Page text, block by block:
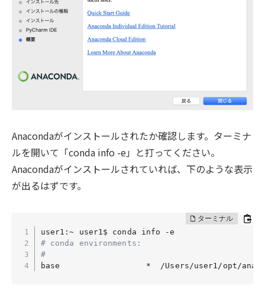
Anacondaがインストールされたか確認します。ターミナ
ルを開いて「conda info -e」と打ってください。
Anacondaがインストールされていれば、下のような表示
が出るはずです。
# conda environments:
#
base                  *  /Users/user1/opt/